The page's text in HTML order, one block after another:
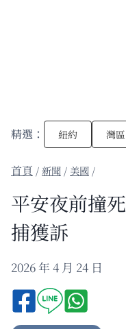
精選： 紐約 灣區
/新聞 / 美國 /
平安夜前撞
捕獲訴
2026 年 4 月 24 日